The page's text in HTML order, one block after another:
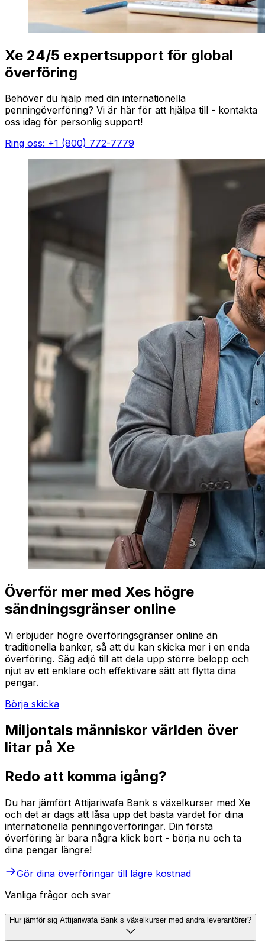
Xe 24/5 expertsupport för global
överföring
Behöver du hjälp med din internationella
penningöverföring? Vi är här för att hjälpa till - kontakta
oss idag för personlig support!
Ring oss: +1 (800) 772-7779
Överför mer med Xes högre
sändningsgränser online
Vi erbjuder högre överföringsgränser online än
traditionella banker, så att du kan skicka mer i en enda
överföring. Säg adjö till att dela upp större belopp och
njut av ett enklare och effektivare sätt att flytta dina
pengar.
Börja skicka
Miljontals människor världen över
litar på Xe
Redo att komma igång?
Du har jämfört Attijariwafa Bank s växelkurser med Xe
och det är dags att låsa upp det bästa värdet för dina
internationella penningöverföringar. Din första
överföring är bara några klick bort - börja nu och ta
dina pengar längre!
Gör dina överföringar till lägre kostnad
Vanliga frågor och svar
Hur jämför sig Attijariwafa Bank s växelkurser med andra leverantörer?